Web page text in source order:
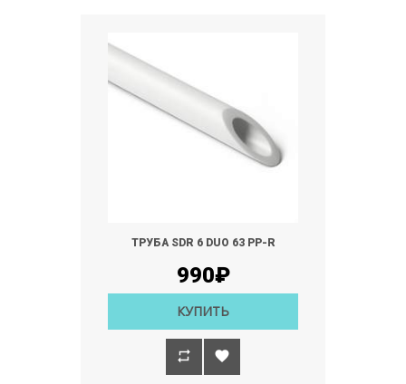
ТРУБА SDR 6 DUO 63 РР-R
990₽
КУПИТЬ